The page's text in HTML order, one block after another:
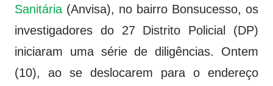
Sanitária (Anvisa), no bairro Bonsucesso, os
investigadores do 27 Distrito Policial (DP)
iniciaram uma série de diligências. Ontem
(10), ao se deslocarem para o endereço